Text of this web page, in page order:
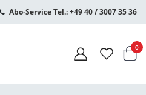
Abo-Service Tel.: +49 40 / 3007 35 36
0